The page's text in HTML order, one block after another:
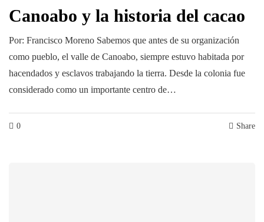
Canoabo y la historia del cacao
Por: Francisco Moreno Sabemos que antes de su organización
como pueblo, el valle de Canoabo, siempre estuvo habitada por
hacendados y esclavos trabajando la tierra. Desde la colonia fue
considerado como un importante centro de…
0 Share